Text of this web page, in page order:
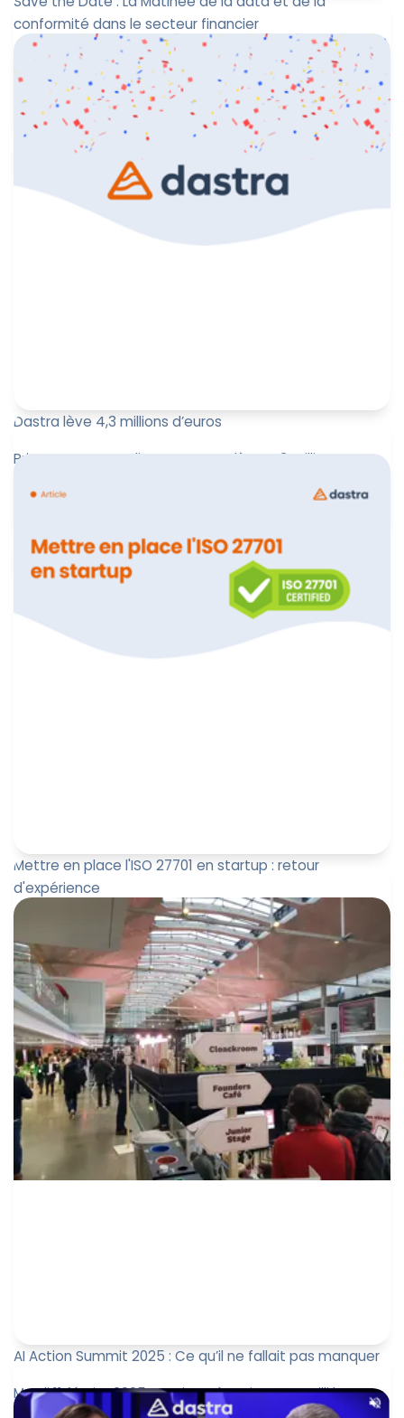
conformité dans le secteur financier
Le jeudi 9 octobre 2025, de 8h30 à 12h30, au Village by
CA à Paris. Dastra, en partenariat avec Niutime, vous
invite à ...
Jérôme de Mercey
23 septembre 2025
Dastra lève 4,3 millions d’euros
Privacy & IA compliance : Dastra lève 4,3 millions
intégrer l’IA au s...
Marine Boquien
27 mai 2025
Mettre en place l'ISO 27701 en startup : retour
d'expérience
En tant que plateforme spécialisée dans la gestion de
la conformité RGPD, nous nous sommes retrouvés
clients de notre pr...
Leïla Sayssa
31 mars 2025
AI Action Summit 2025 : Ce qu’il ne fallait pas manquer
Mardi 11 février 2025, Station F à Paris a accueilli l’AI